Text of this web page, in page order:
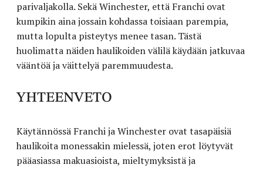
parivaljakolla. Sekä Winchester, että Franchi ovat
kumpikin aina jossain kohdassa toisiaan parempia,
mutta lopulta pisteytys menee tasan. Tästä
huolimatta näiden haulikoiden välilä käydään jatkuvaa
vääntöä ja väittelyä paremmuudesta.
YHTEENVETO
Käytännössä Franchi ja Winchester ovat tasapäisiä
haulikoita monessakin mielessä, joten erot löytyvät
pääasiassa makuasioista, mieltymyksistä ja